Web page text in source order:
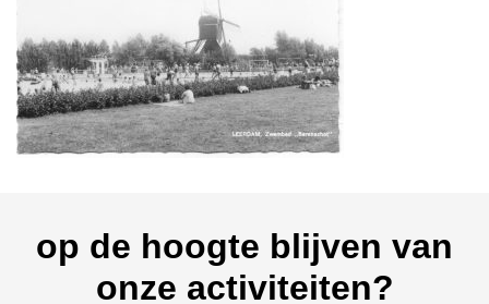
op de hoogte blijven van
onze activiteiten?